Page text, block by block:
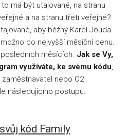
má být utajované, na stranu
a na stranu třetí veřejné?
aby běžný Karel Jouda
co nejvyšší měsíční cenu.
měsících. Jak se Vy,
využíváte, ke svému kódu,
nebo O2
následujícího postupu.
kód Family